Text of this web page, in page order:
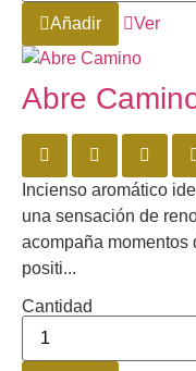
Añadir Ver
Abre
Incienso aromático
una sensación de
acompaña momentos
positi...
Cantidad